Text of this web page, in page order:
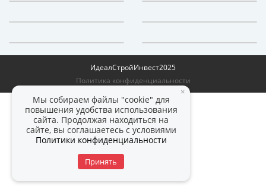
ИдеалСтройИнвест2025
Политика конфиденциальности
×
Мы собираем файлы "cookie" для
повышения удобства использования
сайта. Продолжая находиться на
сайте, вы соглашаетесь с условиями
Политики конфиденциальности
Принять